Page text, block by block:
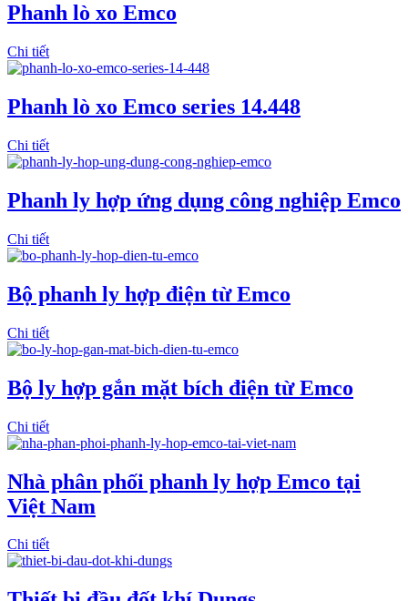
Phanh lò xo Emco
Chi tiết
Phanh lò xo Emco series 14.448
Chi tiết
Phanh ly hợp ứng dụng công nghiệp Emco
Chi tiết
Bộ phanh ly hợp điện từ Emco
Chi tiết
Bộ ly hợp gắn mặt bích điện từ Emco
Chi tiết
Nhà phân phối phanh ly hợp Emco tại
Việt Nam
Chi tiết